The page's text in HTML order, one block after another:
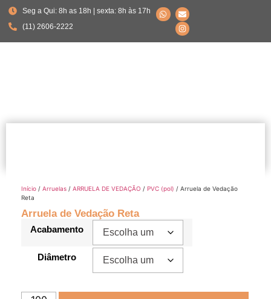
Seg a Qui: 8h as 18h | sexta: 8h às 17h
(11) 2606-2222
Início / Arruelas / ARRUELA DE VEDAÇÃO / PVC (pol) / Arruela de Vedação
Reta
Arruela de Vedação Reta
Acabamento
Diâmetro